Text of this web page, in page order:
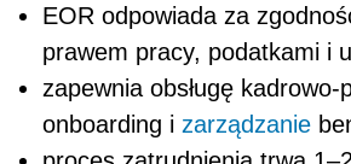
EOR odpowiada za
prawem pracy, podatkami i
zapewnia obsługę kadrowo-
onboarding i zarządzanie